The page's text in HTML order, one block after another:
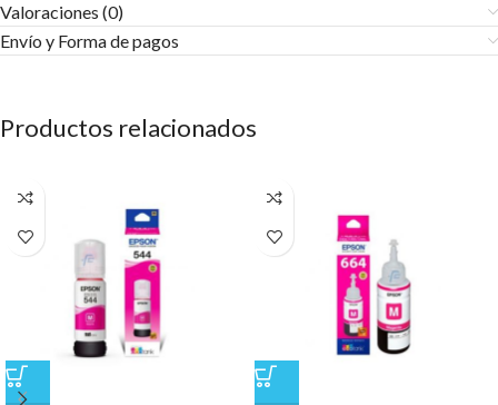
Valoraciones (0)
Envío y Forma de pagos​
Productos relacionados